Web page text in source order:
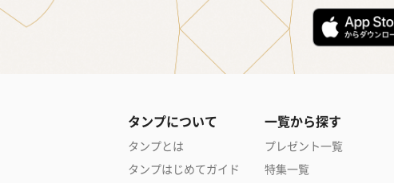
タンプについて
タンプとは
タンプはじめてガイド
一覧から探す
プレゼント一覧
特集一覧